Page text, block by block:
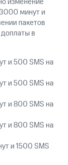
минут и
пакетов
в
и 500 SMS на
и 500 SMS на
и 800 SMS на
и 800 SMS на
и 1500 SMS